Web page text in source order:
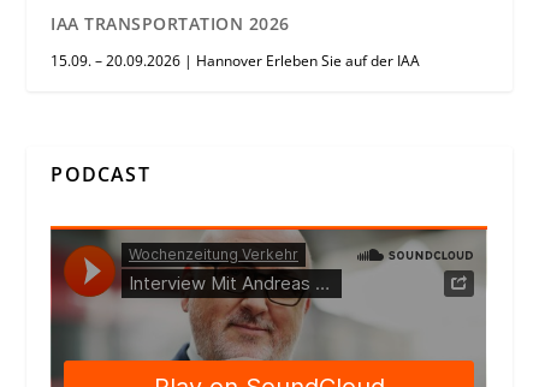
IAA TRANSPORTATION 2026
15.09. – 20.09.2026 | Hannover Erleben Sie auf der IAA
PODCAST